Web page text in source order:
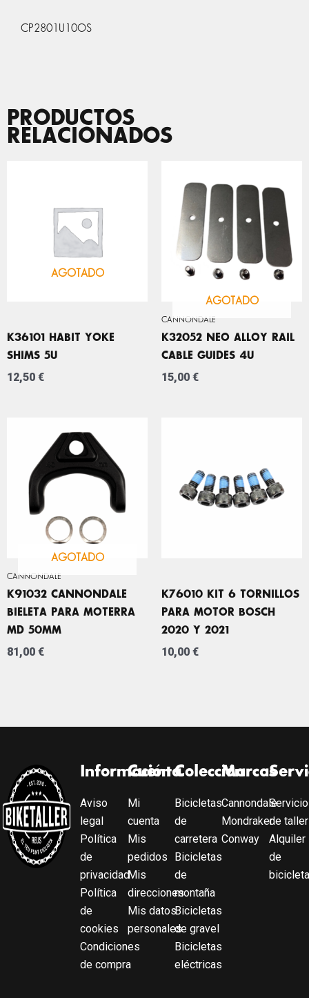
CP2801U10OS
PRODUCTOS
RELACIONADOS
AGOTADO
K36101 HABIT YOKE
SHIMS 5U
12,50 €
AGOTADO
CANNONDALE
K32052 NEO ALLOY RAIL
CABLE GUIDES 4U
15,00 €
AGOTADO
CANNONDALE
K91032 CANNONDALE
BIELETA PARA MOTERRA
MD 50MM
81,00 €
K76010 KIT 6 TORNILLOS
PARA MOTOR BOSCH
2020 Y 2021
10,00 €
Información
Aviso
legal
Política
de
privacidad
Política
de
cookies
Condiciones
de compra
Cuenta
Mi
cuenta
Mis
pedidos
Mis
direcciones
Mis datos
personales
Colección
Bicicletas
de
carretera
Bicicletas
de
montaña
Bicicletas
de gravel
Bicicletas
eléctricas
Marcas
Cannondale
Mondraker
Conway
Servicio
de taller
Alquiler
de